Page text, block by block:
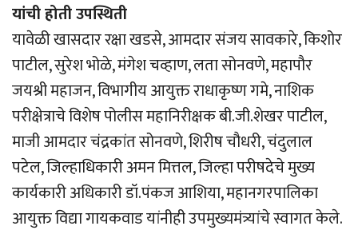
यांची होती उपस्थिती
यावेळी खासदार रक्षा खडसे, आमदार संजय सावकारे, किशोर
पाटील, सुरेश भोळे, मंगेश चव्हाण, लता सोनवणे, महापौर
जयश्री महाजन, विभागीय आयुक्त राधाकृष्ण गमे, नाशिक
परीक्षेत्राचे विशेष पोलीस महानिरीक्षक बी.जी.शेखर पाटील,
माजी आमदार चंद्रकांत सोनवणे, शिरीष चौधरी, चंदुलाल
पटेल, जिल्हाधिकारी अमन मित्तल, जिल्हा परीषदेचे मुख्य
कार्यकारी अधिकारी डॉ.पंकज आशिया, महानगरपालिका
आयुक्त विद्या गायकवाड यांनीही उपमुख्यमंत्र्यांचे स्वागत केले.